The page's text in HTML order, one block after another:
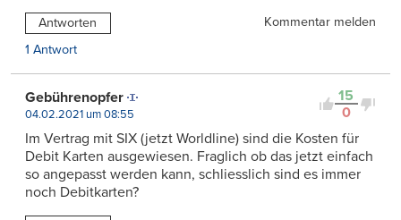
Antworten
Kommentar melden
1 Antwort
15
0
Gebührenopfer
04.02.2021 um 08:55
Im Vertrag mit SIX (jetzt Worldline) sind die Kosten für
Debit Karten ausgewiesen. Fraglich ob das jetzt einfach
so angepasst werden kann, schliesslich sind es immer
noch Debitkarten?